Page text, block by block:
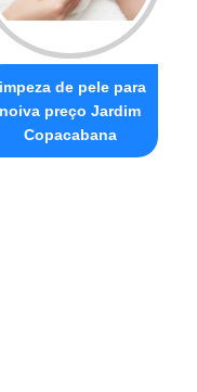
de pele para
noiva preço Jardim
Copacabana